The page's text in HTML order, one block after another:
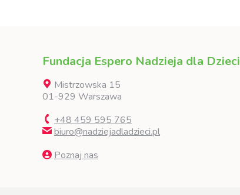
Fundacja Espero Nadzieja dla Dzieci
Mistrzowska 15
01-929 Warszawa
+48 459 595 765
biuro@nadziejadladzieci.pl
Poznaj nas